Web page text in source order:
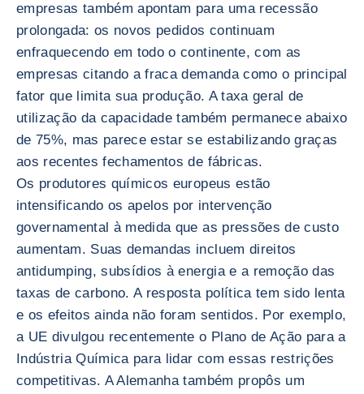
empresas também apontam para uma recessão
prolongada: os novos pedidos continuam
enfraquecendo em todo o continente, com as
empresas citando a fraca demanda como o principal
fator que limita sua produção. A taxa geral de
utilização da capacidade também permanece abaixo
de 75%, mas parece estar se estabilizando graças
aos recentes fechamentos de fábricas.
Os produtores químicos europeus estão
intensificando os apelos por intervenção
governamental à medida que as pressões de custo
aumentam. Suas demandas incluem direitos
antidumping, subsídios à energia e a remoção das
taxas de carbono. A resposta política tem sido lenta
e os efeitos ainda não foram sentidos. Por exemplo,
a UE divulgou recentemente o Plano de Ação para a
Indústria Química para lidar com essas restrições
competitivas. A Alemanha também propôs um